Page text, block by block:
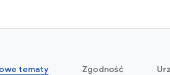
tematy Zgodność